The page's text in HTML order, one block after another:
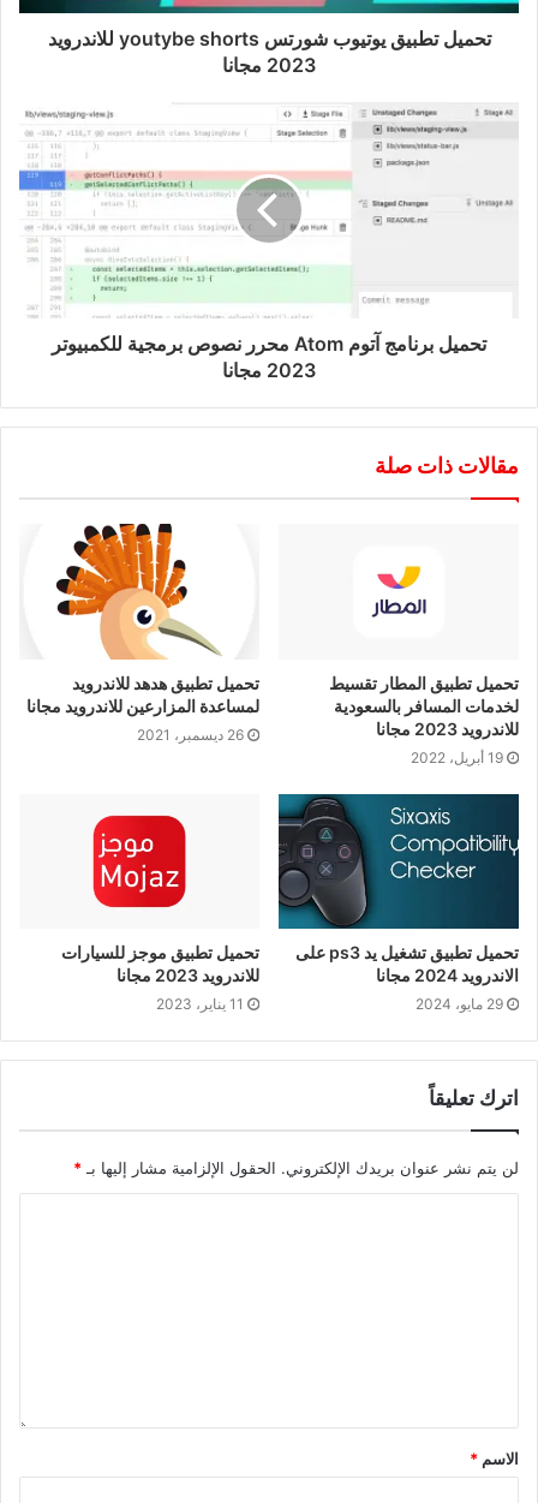
تحميل تطبيق يوتيوب شورتس youtybe shorts للاندرويد
2023 مجانا
تحميل برنامج آتوم Atom محرر نصوص برمجية للكمبيوتر
2023 مجانا
مقالات ذات صلة
تحميل تطبيق المطار تقسيط
لخدمات المسافر بالسعودية
للاندرويد 2023 مجانا
19 أبريل، 2022
تحميل تطبيق هدهد للاندرويد
لمساعدة المزارعين للاندرويد مجانا
26 ديسمبر، 2021
تحميل تطبيق تشغيل يد ps3 على
الاندرويد 2024 مجانا
29 مايو، 2024
تحميل تطبيق موجز للسيارات
للاندرويد 2023 مجانا
11 يناير، 2023
اترك تعليقاً
لن يتم نشر عنوان بريدك الإلكتروني. الحقول الإلزامية مشار إليها بـ*
الاسم *